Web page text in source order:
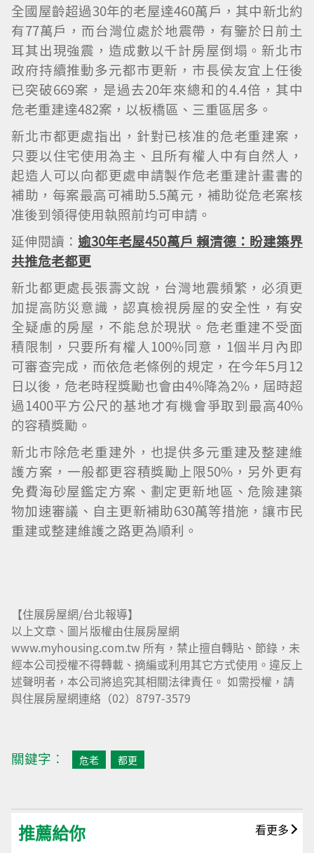
全國屋齡超過30年的老屋達460萬戶，其中新北約
有77萬戶，而台灣位處於地震帶，有鑒於日前土
耳其出現強震，造成數以千計房屋倒塌。新北市
政府持續推動多元都市更新，市長侯友宜上任後
已突破669案，是過去20年來總和的4.4倍，其中
危老重建達482案，以板橋區、三重區居多。
新北市都更處指出，針對已核准的危老重建案，
只要以住宅使用為主、且所有權人中有自然人，
起造人可以向都更處申請製作危老重建計畫書的
補助，每案最高可補助5.5萬元，補助從危老案核
准後到領得使用執照前均可申請。
延伸閱讀：逾30年老屋450萬戶 賴清德：盼建築界
共推危老都更
新北都更處長張壽文說，台灣地震頻繁，必須更
加提高防災意識，認真檢視房屋的安全性，有安
全疑慮的房屋，不能怠於現狀。危老重建不受面
積限制，只要所有權人100%同意，1個半月內即
可審查完成，而依危老條例的規定，在今年5月12
日以後，危老時程獎勵也會由4%降為2%，屆時超
過1400平方公尺的基地才有機會爭取到最高40%
的容積獎勵。
新北市除危老重建外，也提供多元重建及整建維
護方案，一般都更容積獎勵上限50%，另外更有
免費海砂屋鑑定方案、劃定更新地區、危險建築
物加速審議、自主更新補助630萬等措施，讓市民
重建或整建維護之路更為順利。
【住展房屋網/台北報導】
以上文章、圖片版權由住展房屋網
www.myhousing.com.tw 所有，禁止擅自轉貼、節錄，未
經本公司授權不得轉載、摘編或利用其它方式使用。違反上
述聲明者，本公司將追究其相關法律責任。 如需授權，請
與住展房屋網連絡（02）8797-3579
關鍵字︰ 危老 都更
推薦給你 看更多